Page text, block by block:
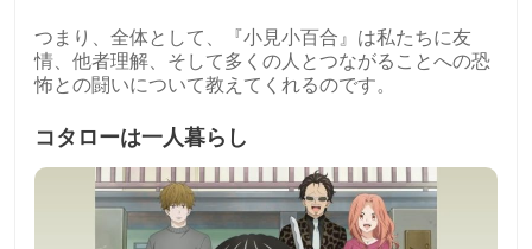
つまり、全体として、『小見小百合』は私たちに友
情、他者理解、そして多くの人とつながることへの恐
怖との闘いについて教えてくれるのです。
コタローは一人暮らし